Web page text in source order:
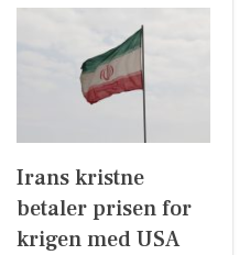
Irans kristne
betaler prisen for
krigen med USA